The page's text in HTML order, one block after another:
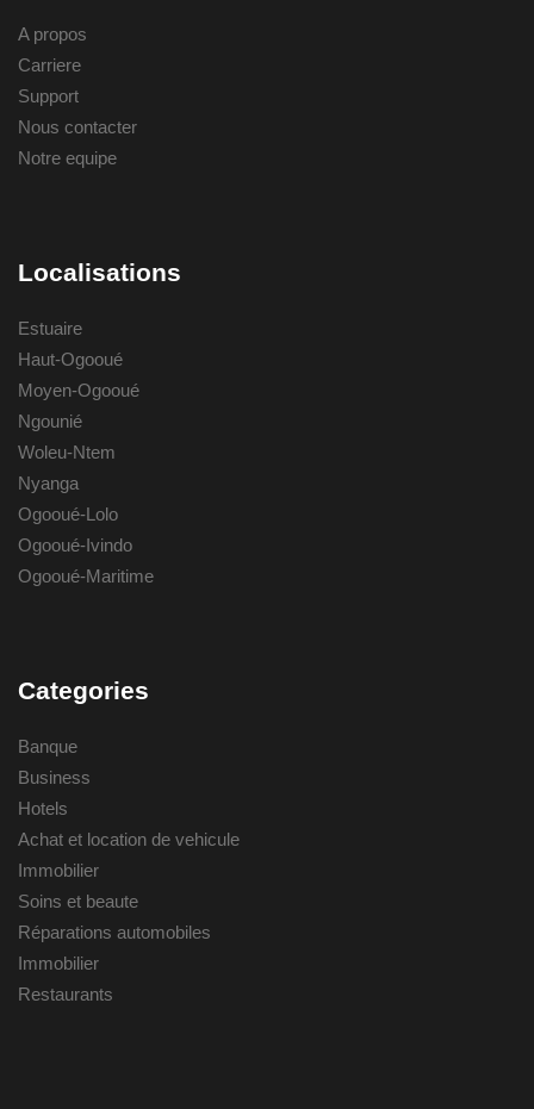
A propos
Carriere
Support
Nous contacter
Notre equipe
Localisations
Estuaire
Haut-Ogooué
Moyen-Ogooué
Ngounié
Woleu-Ntem
Nyanga
Ogooué-Lolo
Ogooué-Ivindo
Ogooué-Maritime
Categories
Banque
Business
Hotels
Achat et location de vehicule
Immobilier
Soins et beaute
Réparations automobiles
Immobilier
Restaurants